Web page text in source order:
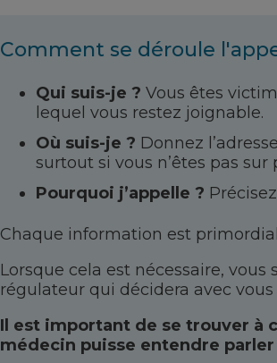
Comment se déroule
Qui suis-je ? Vous êtes
lequel vous restez joignable.
Où suis-je ? Donnez
surtout si vous n’êtes pas sur
Pourquoi j’appelle ?
Chaque information est
Lorsque cela est nécessaire,
régulateur qui décidera avec
Il est important de se trouver à
médecin puisse entendre